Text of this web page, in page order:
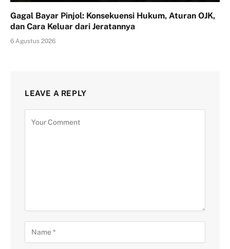
Gagal Bayar Pinjol: Konsekuensi Hukum, Aturan OJK,
dan Cara Keluar dari Jeratannya
6 Agustus 2026
LEAVE A REPLY